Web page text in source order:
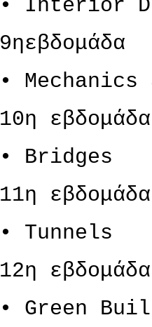
• Interior
9ηεβδομάδα
•
10η εβδομάδα
• Bridges
11η εβδομάδα
• Tunnels
12η εβδομάδα
• Green